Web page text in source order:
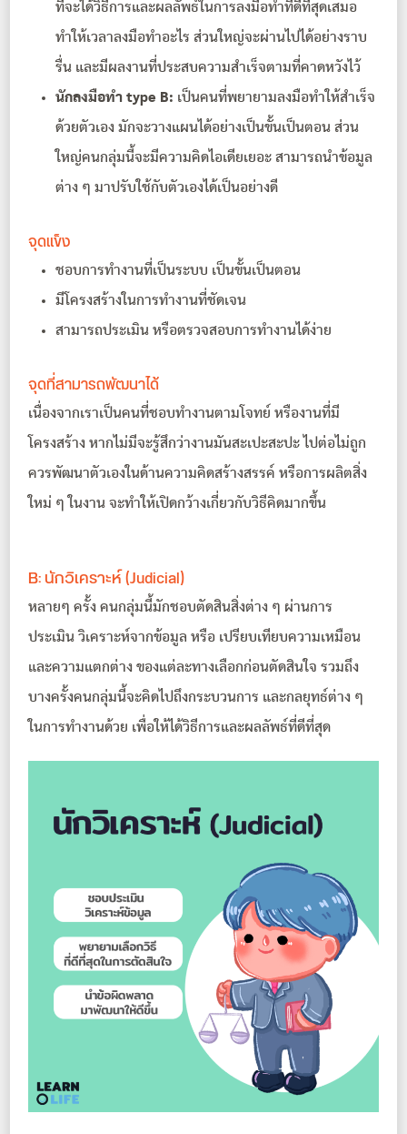
ที่จะได้วิธีการและผลลัพธ์ในการลงมือทำที่ดีที่สุดเสมอ
ทำให้เวลาลงมือทำอะไร ส่วนใหญ่จะผ่านไปได้อย่างราบ
รื่น และมีผลงานที่ประสบความสำเร็จตามที่คาดหวังไว้
นักลงมือทำ type B: เป็นคนที่พยายามลงมือทำให้สำเร็จ
ด้วยตัวเอง มักจะวางแผนได้อย่างเป็นขั้นเป็นตอน ส่วน
ใหญ่คนกลุ่มนี้จะมีความคิดไอเดียเยอะ สามารถนำข้อมูล
ต่าง ๆ มาปรับใช้กับตัวเองได้เป็นอย่างดี
จุดแข็ง
ชอบการทำงานที่เป็นระบบ เป็นขั้นเป็นตอน
มีโครงสร้างในการทำงานที่ชัดเจน
สามารถประเมิน หรือตรวจสอบการทำงานได้ง่าย
จุดที่สามารถพัฒนาได้
เนื่องจากเราเป็นคนที่ชอบทำงานตามโจทย์ หรืองานที่มี
โครงสร้าง หากไม่มีจะรู้สึกว่างานมันสะเปะสะปะ ไปต่อไม่ถูก
ควรพัฒนาตัวเองในด้านความคิดสร้างสรรค์ หรือการผลิตสิ่ง
ใหม่ ๆ ในงาน จะทำให้เปิดกว้างเกี่ยวกับวิธีคิดมากขึ้น
B: นักวิเคราะห์ (Judicial)
หลายๆ ครั้ง คนกลุ่มนี้มักชอบตัดสินสิ่งต่าง ๆ ผ่านการ
ประเมิน วิเคราะห์จากข้อมูล หรือ เปรียบเทียบความเหมือน
และความแตกต่าง ของแต่ละทางเลือกก่อนตัดสินใจ รวมถึง
บางครั้งคนกลุ่มนี้จะคิดไปถึงกระบวนการ และกลยุทธ์ต่าง ๆ
ในการทำงานด้วย เพื่อให้ได้วิธีการและผลลัพธ์ที่ดีที่สุด